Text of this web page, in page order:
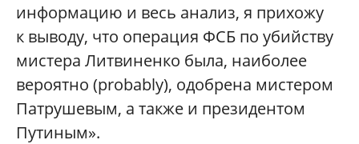
информацию и весь анализ, я прихожу
к выводу, что операция ФСБ по убийству
мистера Литвиненко была, наиболее
вероятно (probably), одобрена мистером
Патрушевым, а также и президентом
Путиным».